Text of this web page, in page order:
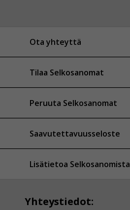
Ota yhteyttä
Tilaa Selkosanomat
Peruuta Selkosanomat
Saavutettavuusseloste
Lisätietoa Selkosanomista
Yhteystiedot: